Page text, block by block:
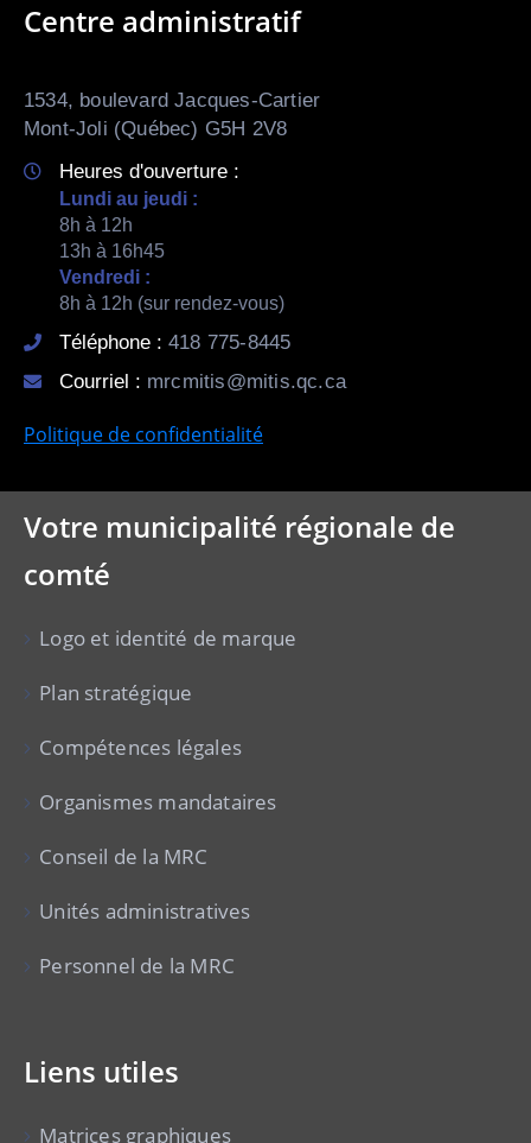
Centre administratif
1534, boulevard Jacques-Cartier
Mont-Joli (Québec) G5H 2V8
Heures d'ouverture :
Lundi au jeudi :
8h à 12h
13h à 16h45
Vendredi :
8h à 12h (sur rendez-vous)
Téléphone : 418 775-8445
Courriel : mrcmitis@mitis.qc.ca
Politique de confidentialité
Votre municipalité régionale de
comté
Logo et identité de marque
Plan stratégique
Compétences légales
Organismes mandataires
Conseil de la MRC
Unités administratives
Personnel de la MRC
Liens utiles
Matrices graphiques